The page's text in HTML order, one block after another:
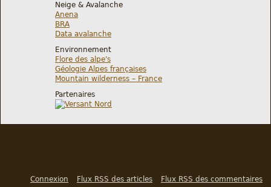
Neige & Avalanche
Anena
BRA
Data avalanche
Environnement
Flore des alpe's
Géologie Alpes françaises
Mountain wilderness – France
Partenaires
Connexion Flux RSS des articles Flux RSS des commentaires